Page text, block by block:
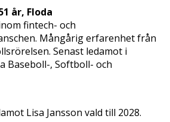
år, Floda
fintech- och
Mångårig erfarenhet från
Senast ledamot i
Baseboll-, Softboll- och
Lisa Jansson vald till 2028.